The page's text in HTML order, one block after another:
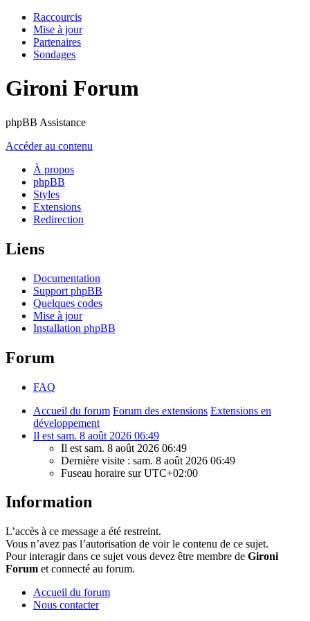
Raccourcis
Mise à jour
Partenaires
Sondages
Gironi Forum
phpBB Assistance
Accéder au contenu
À propos
phpBB
Styles
Extensions
Redirection
Liens
Documentation
Support phpBB
Quelques codes
Mise à jour
Installation phpBB
Forum
FAQ
Accueil du forum Forum des extensions Extensions en
développement
Il est sam. 8 août 2026 06:49
Il est sam. 8 août 2026 06:49
Dernière visite : sam. 8 août 2026 06:49
Fuseau horaire surUTC+02:00
Information
L’accès à ce message a été restreint.
Vous n’avez pas l’autorisation de voir le contenu de ce sujet.
Pour interagir dans ce sujet vous devez être membre de Gironi
Forum et connecté au forum.
Accueil du forum
Nous contacter